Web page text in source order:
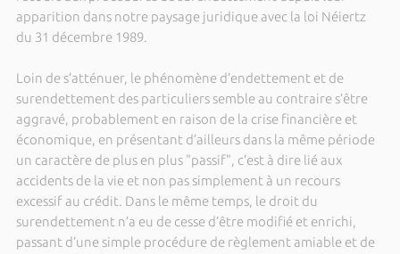
apparition dans notre paysage juridique avec la loi Néiertz
du 31 décembre 1989.
Loin de s’atténuer, le phénomène d’endettement et de
surendettement des particuliers semble au contraire s’être
aggravé, probablement en raison de la crise financière et
économique, en présentant d’ailleurs dans la même période
un caractère de plus en plus "passif", c’est à dire lié aux
accidents de la vie et non pas simplement à un recours
excessif au crédit. Dans le même temps, le droit du
surendettement n’a eu de cesse d’être modifié et enrichi,
passant d’une simple procédure de règlement amiable et de